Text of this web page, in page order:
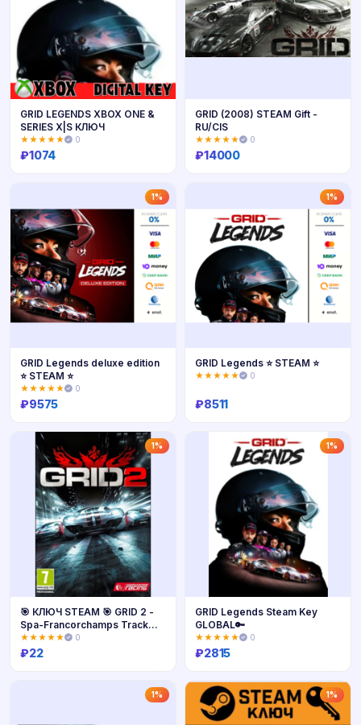
GRID LEGENDS XBOX ONE &
SERIES X|S КЛЮЧ
★★★★★ 0
₽1074
GRID (2008) STEAM Gift -
RU/CIS
★★★★★ 0
₽14000
1%
Купить
GRID Legends deluxe edition
⭐ STEAM ⭐
★★★★★ 0
₽9575
1%
Купить
GRID Legends ⭐ STEAM ⭐
★★★★★ 0
₽8511
1%
🎯 КЛЮЧ STEAM 🎯 GRID 2 -
Spa-Francorchamps Track
Pack
★★★★★ 0
₽22
1%
Купить
GRID Legends Steam Key
GLOBAL🔑
★★★★★ 0
₽2815
1% 1%